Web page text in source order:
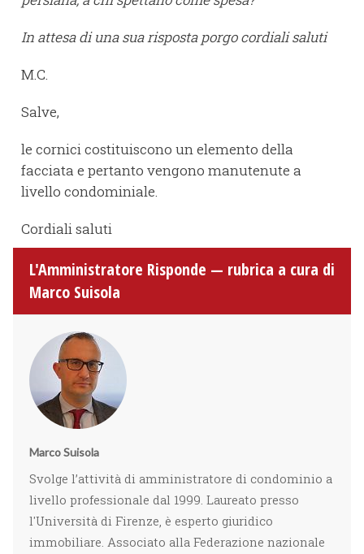
In attesa di una sua risposta porgo cordiali saluti
M.C.
Salve,
le cornici costituiscono un elemento della
facciata e pertanto vengono manutenute a
livello condominiale.
Cordiali saluti
L'Amministratore Risponde — rubrica a cura di
Marco Suisola
Marco Suisola
Svolge l’attività di amministratore di condominio a
livello professionale dal 1999. Laureato presso
l'Università di Firenze, è esperto giuridico
immobiliare. Associato alla Federazione nazionale